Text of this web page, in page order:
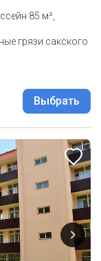
85 м²,
грязи сакского
Выбрать